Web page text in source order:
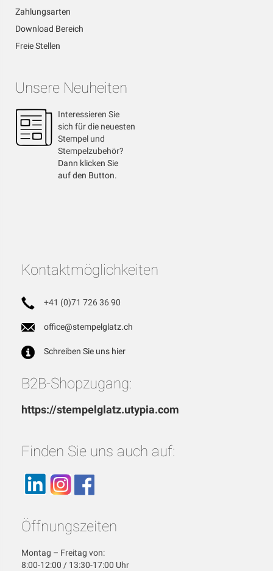
Zahlungsarten
Download Bereich
Freie Stellen
Unsere Neuheiten
Interessieren Sie
sich für die neuesten
Stempel und
Stempelzubehör?
Dann klicken Sie
auf den Button.
Kontaktmöglichkeiten
+41 (0)71 726 36 90
office@stempelglatz.ch
Schreiben Sie uns hier
B2B-Shopzugang:
https://stempelglatz.utypia.com
Finden Sie uns auch auf:
Öffnungszeiten
Montag – Freitag von:
8:00-12:00 / 13:30-17:00 Uhr